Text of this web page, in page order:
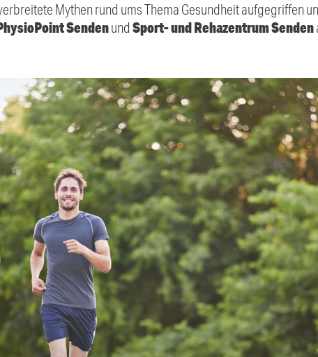
Mythen rund ums Thema Gesundheit aufgegriffen
SendenundSport- und Rehazentrum Senden